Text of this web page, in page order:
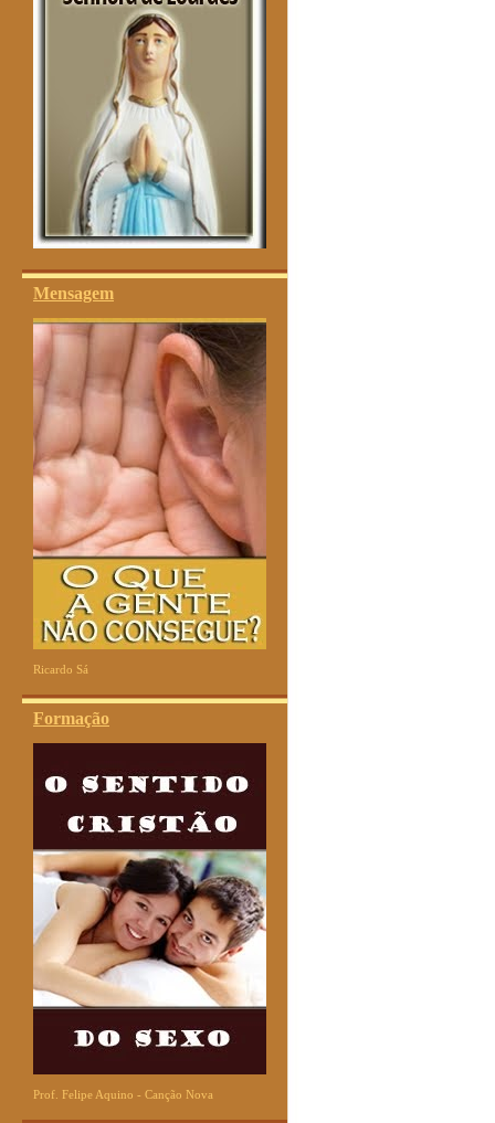
Mensagem
Ricardo Sá
Formação
Prof. Felipe Aquino - Canção Nova